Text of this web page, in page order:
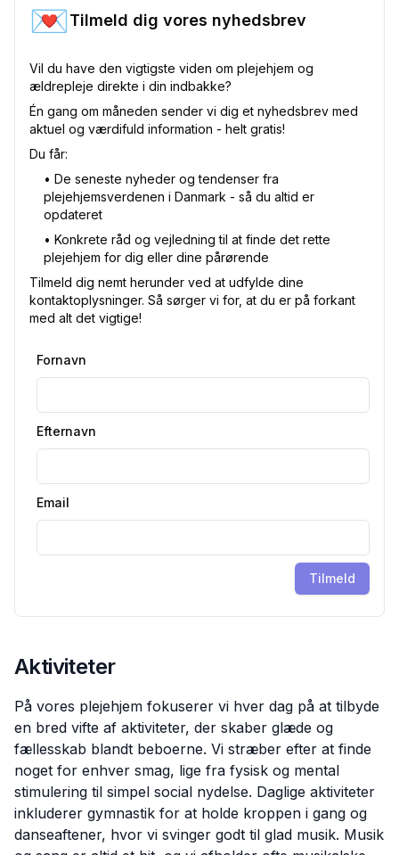
💌Tilmeld dig vores nyhedsbrev
Vil du have den vigtigste viden om plejehjem og
ældrepleje direkte i din indbakke?
Én gang om måneden sender vi dig et nyhedsbrev med
aktuel og værdifuld information - helt gratis!
Du får:
•⁠ De seneste nyheder og tendenser fra
plejehjemsverdenen i Danmark - så du altid er
opdateret
•⁠ Konkrete råd og vejledning til at finde det rette
plejehjem for dig eller dine pårørende
Tilmeld dig nemt herunder ved at udfylde dine
kontaktoplysninger. Så sørger vi for, at du er på forkant
med alt det vigtige!
Fornavn
Efternavn
Email
Tilmeld
Aktiviteter
På vores plejehjem fokuserer vi hver dag på at tilbyde
en bred vifte af aktiviteter, der skaber glæde og
fællesskab blandt beboerne. Vi stræber efter at finde
noget for enhver smag, lige fra fysisk og mental
stimulering til simpel social nydelse. Daglige aktiviteter
inkluderer gymnastik for at holde kroppen i gang og
danseaftener, hvor vi svinger godt til glad musik. Musik